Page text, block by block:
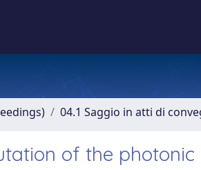
04.1 Saggio in atti di
of the